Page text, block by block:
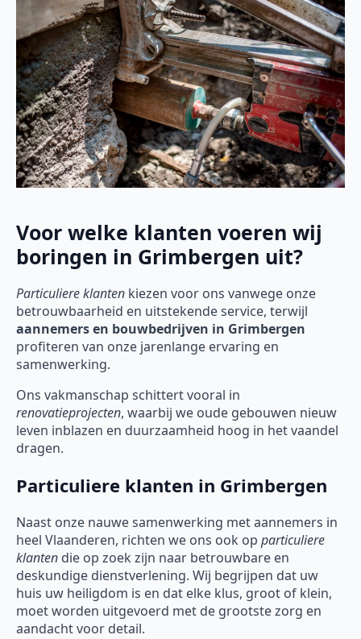
Voor welke klanten voeren wij
boringen in Grimbergen uit?
Particuliere klanten kiezen voor ons vanwege onze
betrouwbaarheid en uitstekende service, terwijl
aannemers en bouwbedrijven in Grimbergen
profiteren van onze jarenlange ervaring en
samenwerking.
Ons vakmanschap schittert vooral in
renovatieprojecten, waarbij we oude gebouwen nieuw
leven inblazen en duurzaamheid hoog in het vaandel
dragen.
Particuliere klanten in Grimbergen
Naast onze nauwe samenwerking met aannemers in
heel Vlaanderen, richten we ons ook op particuliere
klanten die op zoek zijn naar betrouwbare en
deskundige dienstverlening. Wij begrijpen dat uw
huis uw heiligdom is en dat elke klus, groot of klein,
moet worden uitgevoerd met de grootste zorg en
aandacht voor detail.